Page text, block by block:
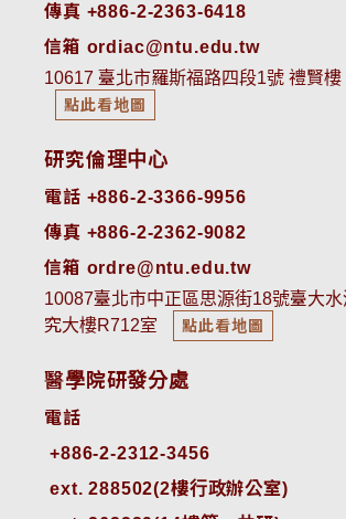
傳真 +886-2-2363-6418
信箱 ordiac@ntu.edu.tw
10617 臺北市羅斯福路四段1號 禮賢樓
點此看地圖
研究倫理中心
電話 +886-2-3366-9956
傳真 +886-2-2362-9082
信箱 ordre@ntu.edu.tw
10087臺北市中正區思源街18號臺大
究大樓R712室
點此看地圖
醫學院研發分處
電話
ext. 288502(2樓行政辦公室)